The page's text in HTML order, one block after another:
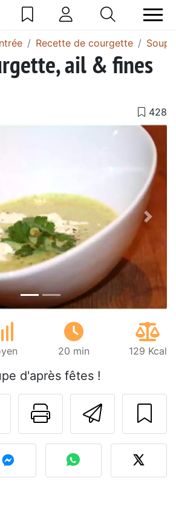
Recette de courgette
ail & fines
20 min 129 Kcal
d'après fêtes !
Imprimer
Poser une
votre photo de